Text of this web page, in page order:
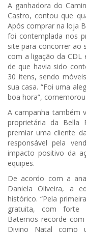
A ganhadora do
Castro, contou que
Após comprar na loja
foi contemplada nos
site para concorrer ao
com a ligação da CDL
de que havia sido
30 itens, sendo
sua casa. “Foi uma
boa hora”, comemorou.
A campanha também
proprietária da Bella
premiar uma cliente
responsável pela
impacto positivo da
equipes.
De acordo com a
Daniela Oliveira, a
histórico. “Pela
gratuita, com forte
Batemos recorde
Divino Natal como